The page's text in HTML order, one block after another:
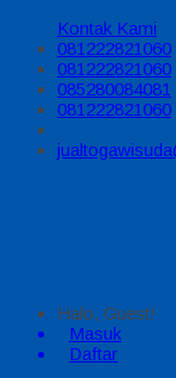
Kontak Kami
081222821060
081222821060
085280084081
081222821060
Halo, Guest!
Masuk
Daftar